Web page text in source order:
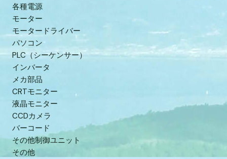
各種電源
モーター
モータードライバー
パソコン
PLC（シーケンサー）
インバータ
メカ部品
CRTモニター
液晶モニター
CCDカメラ
バーコード
その他制御ユニット
その他